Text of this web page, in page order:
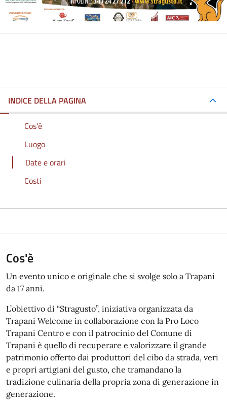
INDICE DELLA PAGINA
Cos'è
Luogo
Date e orari
Costi
Cos'è
Un evento unico e originale che si svolge solo a Trapani
da 17 anni.
L’obiettivo di “Stragusto”, iniziativa organizzata da
Trapani Welcome in collaborazione con la Pro Loco
Trapani Centro e con il patrocinio del Comune di
Trapani è quello di recuperare e valorizzare il grande
patrimonio offerto dai produttori del cibo da strada, veri
e propri artigiani del gusto, che tramandano la
tradizione culinaria della propria zona di generazione in
generazione.